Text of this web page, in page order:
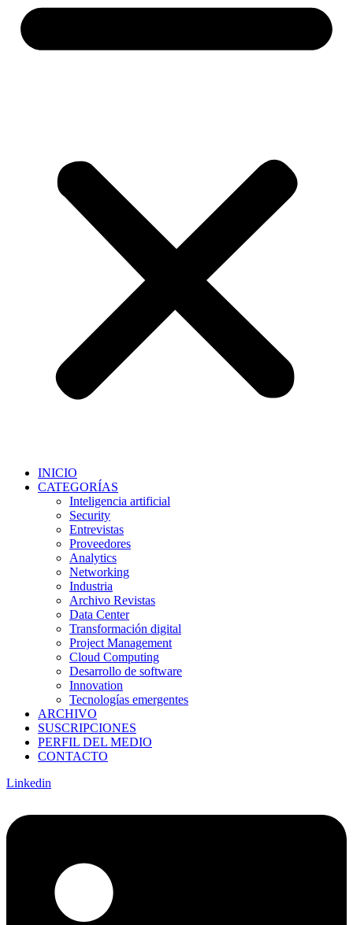
INICIO
CATEGORÍAS
Inteligencia artificial
Security
Entrevistas
Proveedores
Analytics
Networking
Industria
Archivo Revistas
Data Center
Transformación digital
Project Management
Cloud Computing
Desarrollo de software
Innovation
Tecnologías emergentes
ARCHIVO
SUSCRIPCIONES
PERFIL DEL MEDIO
CONTACTO
Linkedin